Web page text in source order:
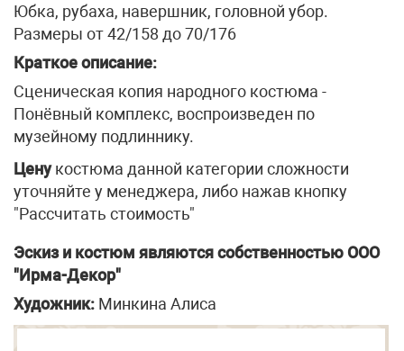
Юбка, рубаха, навершник, головной убор.
Размеры от 42/158 до 70/176
Краткое описание:
Сценическая копия народного костюма -
Понёвный комплекс, воспроизведен по
музейному подлиннику.
Ценукостюма данной категории сложности
уточняйте у менеджера, либо нажав кнопку
"Рассчитать стоимость"
Эскиз и костюм являются собственностью ООО
"Ирма-Декор"
Художник: Минкина Алиса